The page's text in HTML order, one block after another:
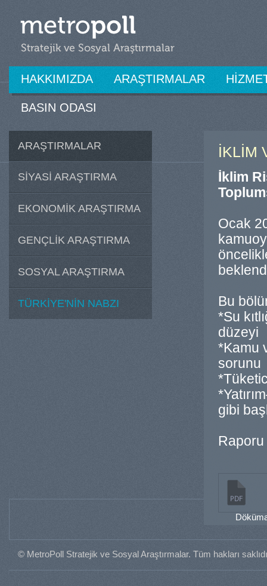
HAKKIMIZDA ARAŞTIRMALAR
BASIN ODASI
ARAŞTIRMALAR
SİYASİ ARAŞTIRMA
EKONOMİK ARAŞTIRMA
GENÇLİK ARAŞTIRMA
SOSYAL ARAŞTIRMA
TÜRKİYE'NİN NABZI
İKLİM
İklim
Ocak
Bu
*Su
düzeyi
*Kamu
sorunu
gibi
© MetroPoll Stratejik ve Sosyal Araştırmalar. Tüm hakları